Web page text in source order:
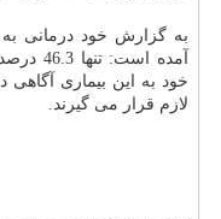
به گزارش خود درمانی
خود به این بیماری آگاهی دارند و تنها
لازم قرار می گیرند.